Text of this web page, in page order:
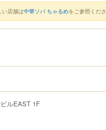
い店舗は中華ソバ ちゃるめをご参照くださ
ルEAST 1F